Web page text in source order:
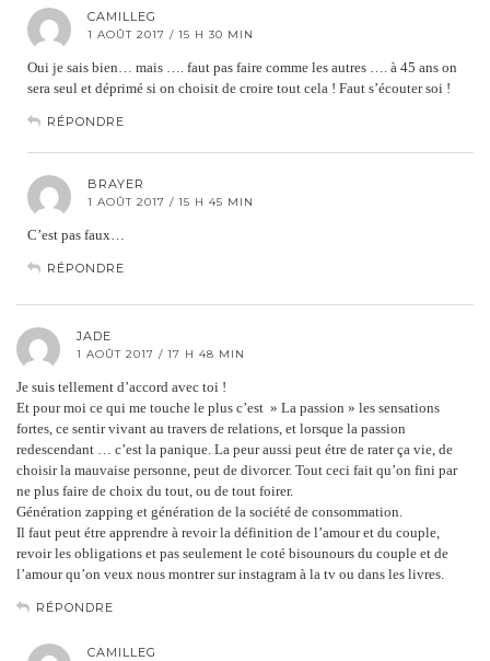
CAMILLEG
1 AOÛT 2017 / 15 H 30 MIN
Oui je sais bien… mais …. faut pas faire comme les autres …. à 45 ans on
sera seul et déprimé si on choisit de croire tout cela ! Faut s’écouter soi !
RÉPONDRE
BRAYER
1 AOÛT 2017 / 15 H 45 MIN
C’est pas faux…
RÉPONDRE
JADE
1 AOÛT 2017 / 17 H 48 MIN
Je suis tellement d’accord avec toi !
Et pour moi ce qui me touche le plus c’est » La passion » les sensations
fortes, ce sentir vivant au travers de relations, et lorsque la passion
redescendant … c’est la panique. La peur aussi peut étre de rater ça vie, de
choisir la mauvaise personne, peut de divorcer. Tout ceci fait qu’on fini par
ne plus faire de choix du tout, ou de tout foirer.
Génération zapping et génération de la société de consommation.
Il faut peut étre apprendre à revoir la définition de l’amour et du couple,
revoir les obligations et pas seulement le coté bisounours du couple et de
l’amour qu’on veux nous montrer sur instagram à la tv ou dans les livres.
RÉPONDRE
CAMILLEG